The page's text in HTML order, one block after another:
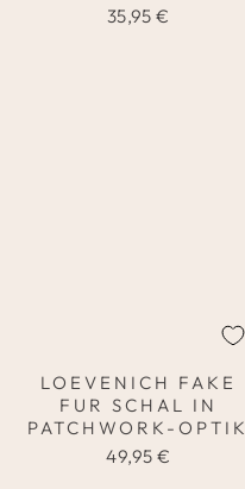
35,95 €
LOEVENICH FAKE
FUR SCHAL IN
PATCHWORK-OPTIK
49,95 €